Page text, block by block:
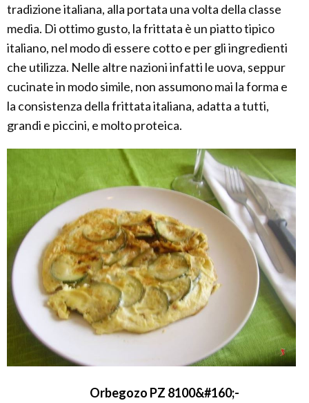
tradizione italiana, alla portata una volta della classe
media. Di ottimo gusto, la frittata è un piatto tipico
italiano, nel modo di essere cotto e per gli ingredienti
che utilizza. Nelle altre nazioni infatti le uova, seppur
cucinate in modo simile, non assumono mai la forma e
la consistenza della frittata italiana, adatta a tutti,
grandi e piccini, e molto proteica.
Orbegozo PZ 8100&#160;-